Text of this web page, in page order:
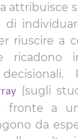
attribuisce
di
riuscire a
ricadono
(sugli
a
da